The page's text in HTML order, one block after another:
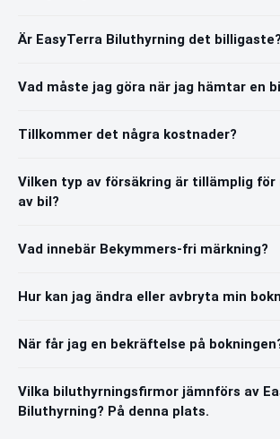
Är EasyTerra Biluthyrning det billigaste?
Vad måste jag göra när jag hämtar en
Tillkommer det några kostnader?
Vilken typ av försäkring är tillämplig för
av bil?
Vad innebär Bekymmers-fri märkning?
Hur kan jag ändra eller avbryta min
När får jag en bekräftelse på
Vilka biluthyrningsfirmor jämnförs av
Biluthyrning? På denna plats.